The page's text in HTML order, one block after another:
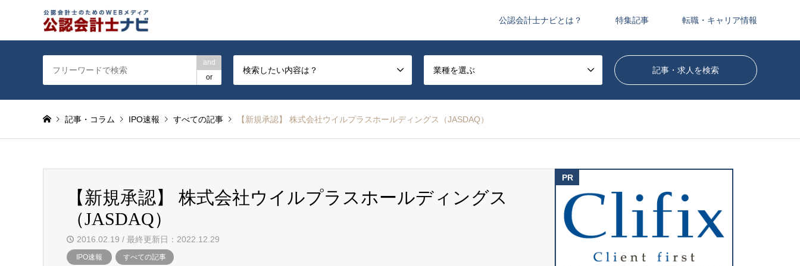
公認会計士ナビとは？ 特集記事 転職・キャリア情報
and
or
検索したい内容は？ 業種を選ぶ
記事・コラム IPO速報 すべての記事 【新規承認】 株式会社ウイルプラスホールディングス（JASDAQ）
【新規承認】 株式会社ウイルプラスホールディングス
（JASDAQ）
2016.02.19 / 最終更新日：2022.12.29
IPO速報 すべての記事